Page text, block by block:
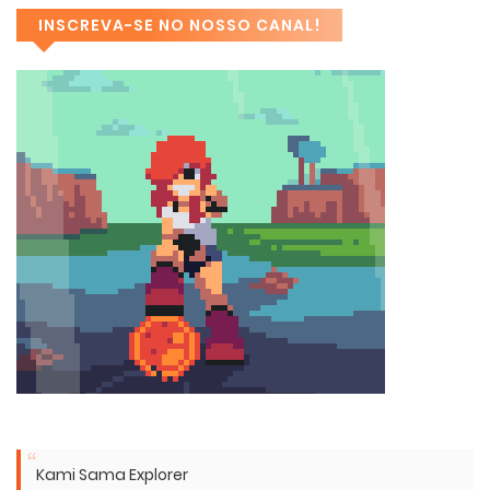
INSCREVA-SE NO NOSSO CANAL!
Kami Sama Explorer